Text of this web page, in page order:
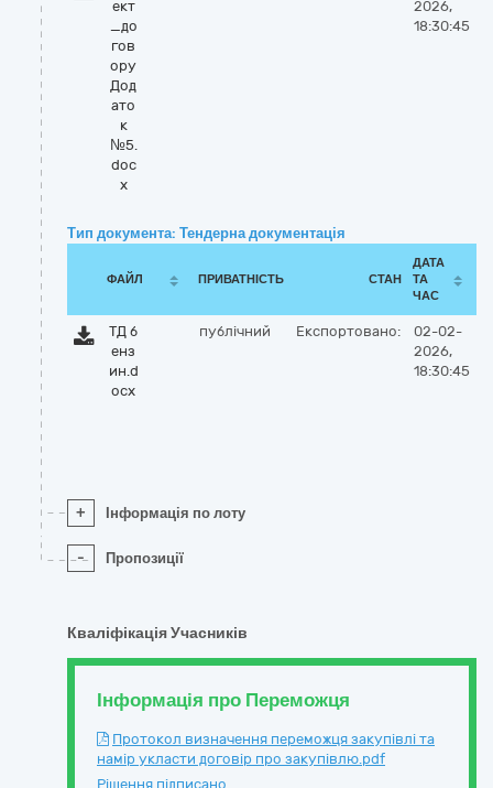
ект
_до
гов
ору
Дод
ато
к
№5.
doc
x
2026,
18:30:45
Тип документа: Тендерна документація
ФАЙЛ ПРИВАТНІСТЬ СТАН
ДАТА
ТА
ЧАС
ТД б
енз
ин.d
ocx
публічний Експортовано:
02-02-
2026,
18:30:45
+ Інформація по лоту
- Пропозиції
Кваліфікація Учасників
Інформація про Переможця
Протокол визначення переможця закупівлі та
намір укласти договір про закупівлю.pdf
Рішення підписано